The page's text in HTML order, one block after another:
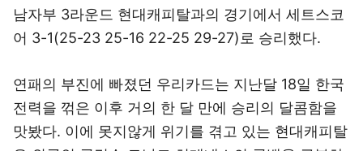
남자부 3라운드 현대캐피탈과의 경기에서 세트스코
어 3-1(25-23 25-16 22-25 29-27)로 승리했다.
연패의 부진에 빠졌던 우리카드는 지난달 18일 한국
전력을 꺾은 이후 거의 한 달 만에 승리의 달콤함을
맛봤다. 이에 못지않게 위기를 겪고 있는 현대캐피탈